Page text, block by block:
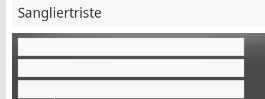
Sangliertriste